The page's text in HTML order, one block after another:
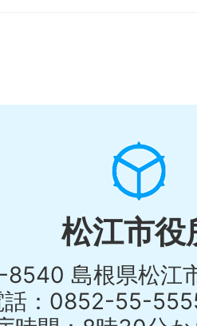
松江市役
島根県松江
話：0852-55-